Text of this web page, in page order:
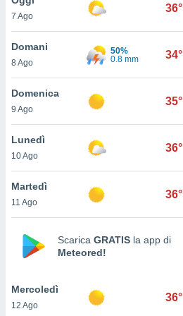
è
al sito
di
ci
di
il
un
la
nella
7 Ago
36°
Domani
8 Ago
50%
0.8 mm
34°
Domenica
9 Ago
35°
Lunedì
10 Ago
36°
Martedì
11 Ago
36°
Scarica GRATIS la app di
Meteored!
Mercoledì
12 Ago
36°